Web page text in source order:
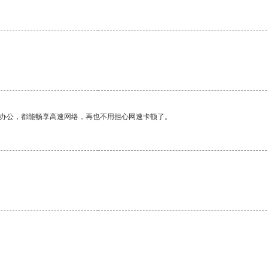
，都能畅享高速网络，再也不用担心网速卡顿了。